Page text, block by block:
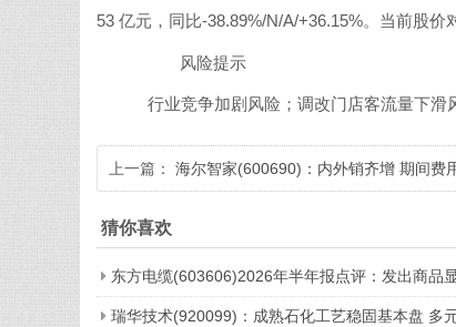
53 亿元，同比-38.89%/N/A/+36.15%。当前股价
风险提示
行业竞争加剧风险；调改门店客流量下滑风
上一篇： 海尔智家(600690)：内外销齐增 期间费
猜你喜欢
东方电缆(603606)2026年半年报点评：发出商品
瑞华技术(920099)：成熟石化工艺稳固基本盘 多